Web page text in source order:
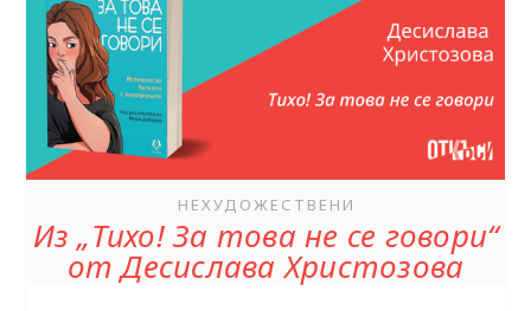
НЕХУДОЖЕСТВЕНИ
Из „Тихо! За това не се говори“
от Десислава Христозова